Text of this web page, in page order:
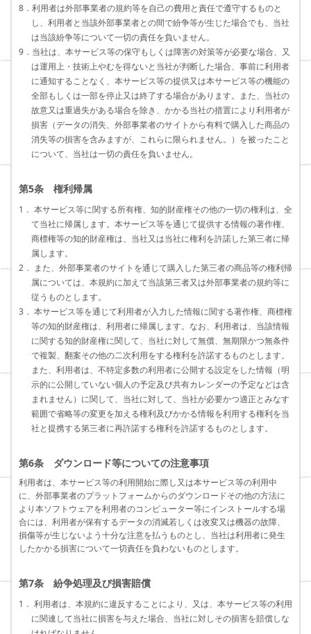
8．利用者は外部事業者の規約等を自己の費用と責任で遵守するものと
し、利用者と当該外部事業者との間で紛争等が生じた場合でも、当社
は当該紛争等について一切の責任を負いません。
9．当社は、本サービス等の保守もしくは障害の対策等が必要な場合、又
は運用上・技術上やむを得ないと当社が判断した場合、事前に利用者
に通知することなく、本サービス等の提供又は本サービス等の機能の
全部もしくは一部を停止又は終了する場合があります。また、当社の
故意又は重過失がある場合を除き、かかる当社の措置により利用者が
損害（データの消失、外部事業者のサイトから有料で購入した商品の
消失等の損害を含みますが、これらに限られません。）を被ったこと
について、当社は一切の責任を負いません。
第5条 権利帰属
1． 本サービス等に関する所有権、知的財産権その他の一切の権利は、全
て当社に帰属します。本サービス等を通じて提供する情報の著作権、
商標権等の知的財産権は、当社又は当社に権利を許諾した第三者に帰
属します。
2． また、外部事業者のサイトを通じて購入した第三者の商品等の権利帰
属については、本規約に加えて当該第三者又は外部事業者の規約等に
従うものとします。
3． 本サービス等を通じて利用者が入力した情報に関する著作権、商標権
等の知的財産権は、利用者に帰属します。なお、利用者は、当該情報
に関する知的財産権に関して、当社に対して無償、無期限かつ無条件
で複製、翻案その他の二次利用をする権利を許諾するものとします。
また、利用者は、不特定多数の利用者に公開する設定をした情報（明
示的に公開していない個人の予定及び共有カレンダーの予定などは含
まれません）に関して、当社に対して、当社が必要かつ適正とみなす
範囲で省略等の変更を加える権利及びかかる情報を利用する権利を当
社と提携する第三者に再許諾する権利を許諾するものとします。
第6条 ダウンロード等についての注意事項
利用者は、本サービス等の利用開始に際し又は本サービス等の利用中
に、外部事業者のプラットフォームからのダウンロードその他の方法に
より本ソフトウェアを利用者のコンピューター等にインストールする場
合には、利用者が保有するデータの消滅若しくは改変又は機器の故障、
損傷等が生じないよう十分な注意を払うものとし、当社は利用者に発生
したかかる損害について一切責任を負わないものとします。
第7条 紛争処理及び損害賠償
1． 利用者は、本規約に違反することにより、又は、本サービス等の利用
に関連して当社に損害を与えた場合、当社に対しその損害を賠償しな